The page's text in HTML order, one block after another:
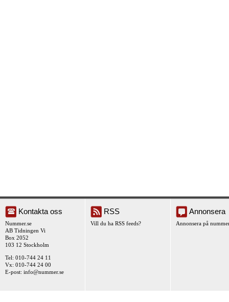
Kontakta oss
Nummer.se
AB Tidningen Vi
Box 2052
103 12 Stockholm
Tel: 010-744 24 11
Vx: 010-744 24 00
E-post: info@nummer.se
RSS
Vill du ha RSS feeds?
Annonsera
Annonsera på